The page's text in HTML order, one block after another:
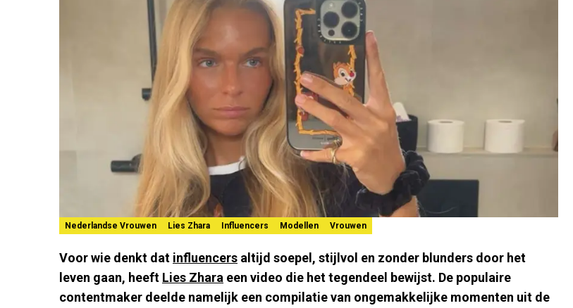
Nederlandse Vrouwen Lies Zhara Influencers Modellen Vrouwen
Voor wie denkt dat influencers altijd soepel, stijlvol en zonder blunders door het
leven gaan, heeft Lies Zhara een video die het tegendeel bewijst. De populaire
contentmaker deelde namelijk een compilatie van ongemakkelijke momenten uit de